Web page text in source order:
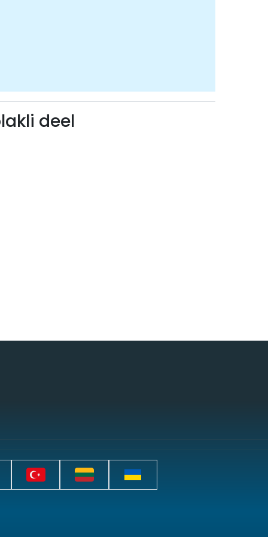
deel